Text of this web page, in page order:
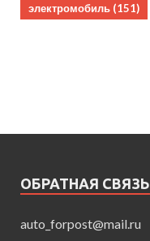
электромобиль (151)
ОБРАТНАЯ СВЯЗЬ
auto_forpost@mail.ru